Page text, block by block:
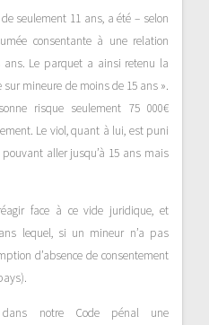
seulement 11 ans, a été – selon
consentante à une relation
ans. Le parquet a ainsi retenu la
mineure de moins de 15 ans ».
risque seulement 75 000€
Le viol, quant à lui, est puni
aller jusqu’à 15 ans mais
face à ce vide juridique, et
lequel, si un mineur n’a pas
d’absence de consentement
dans notre Code pénal une